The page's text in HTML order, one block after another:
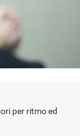
per ritmo ed